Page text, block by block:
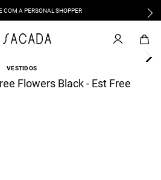
COM A PERSONAL SHOPPER
VESTIDOS
Flowers Black - Est Free